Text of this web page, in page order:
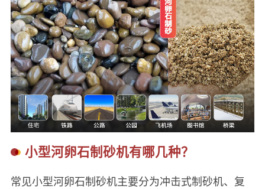
小型河卵石制砂机有哪几种？
常见小型河卵石制砂机主要分为‌冲击式制砂机、复